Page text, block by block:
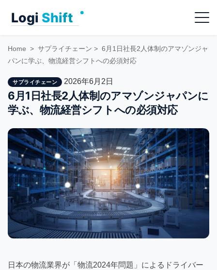
Menu
Home > サプライチェーン > 6月1日社長2人体制のアマゾンジャ
パンに学ぶ、物流経営シフトへの必須対応
サプライチェーン 2026年6月2日
6月1日社長2人体制のアマゾンジャパンに
学ぶ、物流経営シフトへの必須対応
日本の物流業界が「物流2024年問題」によるドライバー